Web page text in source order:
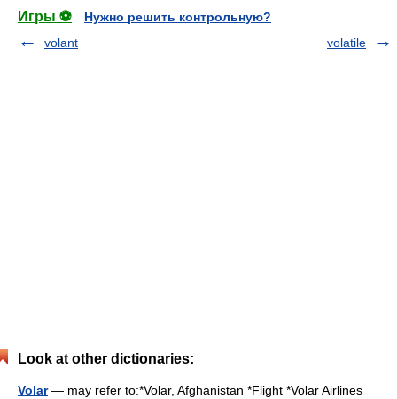
Игры ⚽
Нужно решить контрольную?
volant
volatile
Look at other dictionaries:
Volar— may refer to:*Volar, Afghanistan *Flight *Volar Airlines